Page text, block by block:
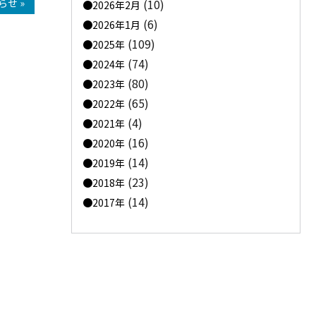
せ » 2026年2月 (10)
2026年1月 (6)
2025年 (109)
2024年 (74)
2023年 (80)
2022年 (65)
2021年 (4)
2020年 (16)
2019年 (14)
2018年 (23)
2017年 (14)